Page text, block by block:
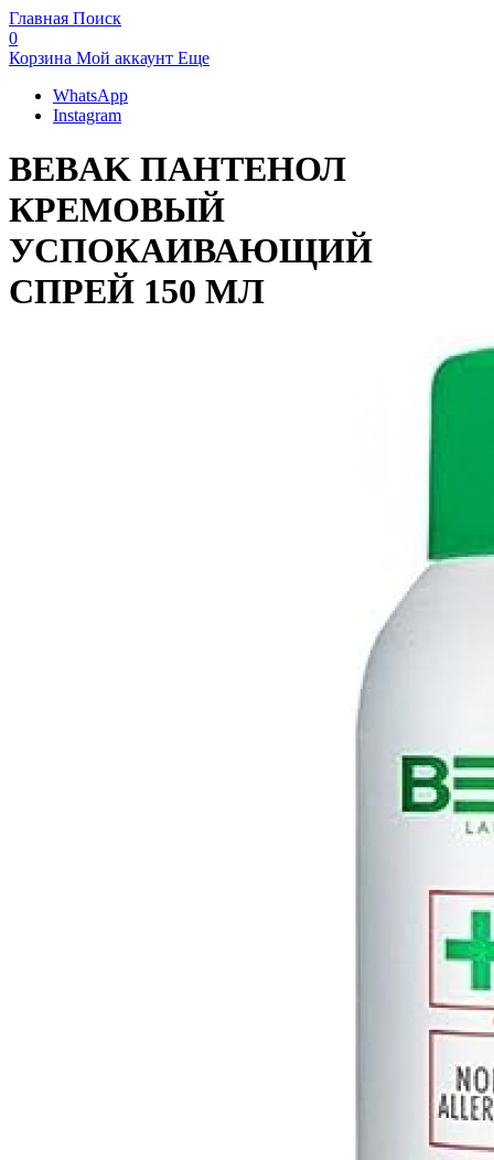
Главная Поиск
0
Корзина Мой аккаунт Еще
WhatsApp
Instagram
BEBAK ПАНТЕНОЛ
КРЕМОВЫЙ
УСПОКАИВАЮЩИЙ
СПРЕЙ 150 МЛ